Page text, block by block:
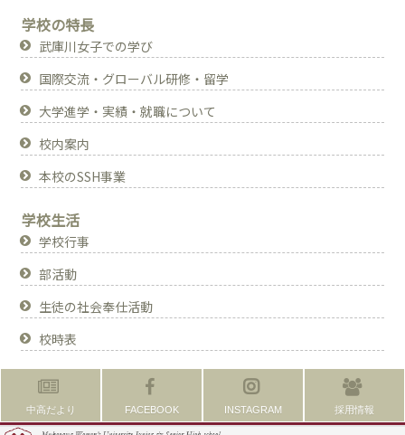
学校の特長
武庫川女子での学び
国際交流・グローバル研修・留学
大学進学・実績・就職について
校内案内
本校のSSH事業
学校生活
学校行事
部活動
生徒の社会奉仕活動
校時表
中高だより FACEBOOK INSTAGRAM 採用情報